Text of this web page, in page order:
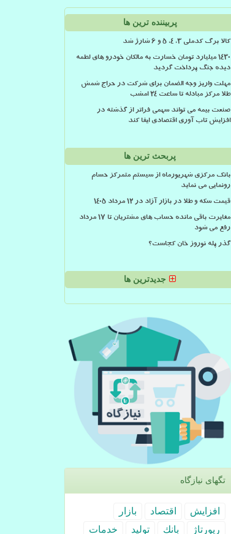
پربیننده ترین ها
کالا برگ کدملی 3، 4، 5 و 6 شارژ شد
۱۴۳۰ میلیارد تومان خسارت به مالکان خودرو های لطمه
دیده جنگ پرداخت گردید
مهلت واریز وجه الضمان برای شرکت در حراج شمش
طلا مرکز مبادله تا ساعت ۲۴ امشب
صنعت بیمه می تواند سهمی فراتر از گذشته در
افزایش تاب آوری اقتصادی ایفا کند
پربحث ترین ها
بانک مرکزی شهریورماه از سیستم متمرکز حسام
رونمایی می نماید
قیمت سکه و طلا در بازار آزاد در ۱۲ مرداد ۱۴۰۵
مغایرت باقی مانده حساب های مشتریان تا 17 مرداد
رفع می شود
گذر پله نوروز خان کجاست؟
جدیدترین ها
تگهای نیازگاه
افزایش اقتصاد
بازار
رپورتاژ
بانك تولید خدمات